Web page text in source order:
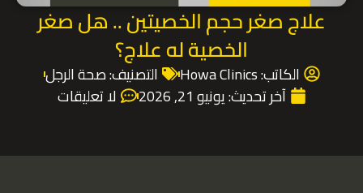
علاج صغر حجم الخصيتين .. هل صغر
الخصية له علاج؟
الكاتب: التصنيف:صحة الرجل
آخر تحديث:يونيو 21, 2026 لا تعليقات